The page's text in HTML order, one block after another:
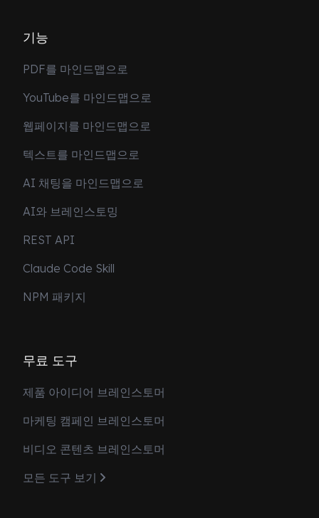
기능
PDF를 마인드맵으로
YouTube를 마인드맵으로
웹페이지를 마인드맵으로
텍스트를 마인드맵으로
AI 채팅을 마인드맵으로
AI와 브레인스토밍
REST API
Claude Code Skill
NPM 패키지
무료 도구
제품 아이디어 브레인스토머
마케팅 캠페인 브레인스토머
비디오 콘텐츠 브레인스토머
모든 도구 보기